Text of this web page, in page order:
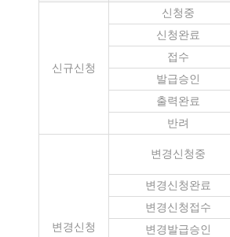
신규신청
신청중
신청완료
접수
발급승인
출력완료
반려
변경신청
변경신청중
변경신청완료
변경신청접수
변경발급승인